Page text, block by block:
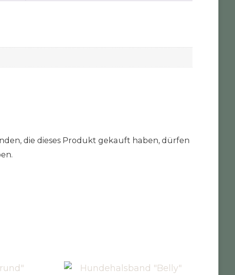
die dieses Produkt gekauft haben, dürfen